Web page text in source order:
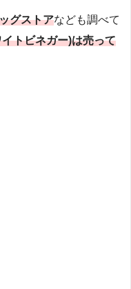
グストアなども調べて
トビネガー)は売って